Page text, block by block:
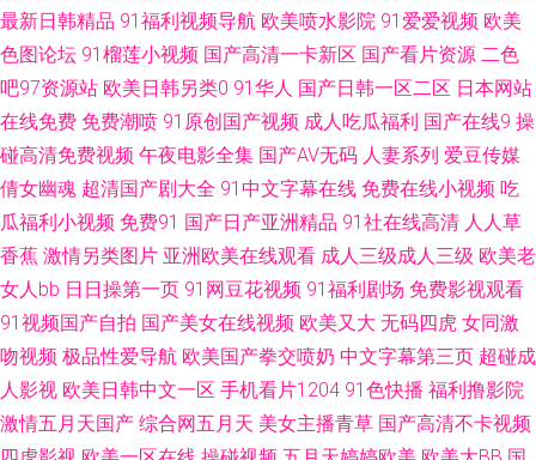
射喷水 WWW浮力COM 国产av性爱网 黑丝喷水 美国骚极品极品 人人操人人
摸超碰 天天撸日日操 91免费国 超碰99大香蕉 国产91黑料视频 久久依人精
品综合 欧美色网导航 日韩精品专区 午夜男人的天堂 91c在线观看 97资源欧
99欧美精品 成人不卡 国产又大 久久大香一本AV 青青草福利导航 亚洲第五页
色图 91足交视频 成人无码一区 韩日一区二区三区 欧美3级 日韩色图 亚洲欧
美日韩色 91色情蜜桃茄子 草莓视频最新章节 海角社区肏屄视频 日本午夜精
华 亚洲社区电影 91熟女视频 福利社瑟瑟 久久草香蕉大99 欧美性爱去干网
最新日韩精品 91福利视频导航 欧美喷水影院 91爱爱视频 欧美
色图论坛 91榴莲小视频 国产高清一卡新区 国产看片资源 二色
吧97资源站 欧美日韩另类0 91华人 国产日韩一区二区 日本网站
在线免费 免费潮喷 91原创国产视频 成人吃瓜福利 国产在线9 操
碰高清免费视频 午夜电影全集 国产AV无码 人妻系列 爱豆传媒
倩女幽魂 超清国产剧大全 91中文字幕在线 免费在线小视频 吃
瓜福利小视频 免费91 国产日产亚洲精品 91社在线高清 人人草
香蕉 激情另类图片 亚洲欧美在线观看 成人三级成人三级 欧美老
女人bb 日日操第一页 91网豆花视频 91福利剧场 免费影视观看
91视频国产自拍 国产美女在线视频 欧美又大 无码四虎 女同激
吻视频 极品性爱导航 欧美国产拳交喷奶 中文字幕第三页 超碰成
人影视 欧美日韩中文一区 手机看片1204 91色快播 福利撸影院
激情五月天国产 综合网五月天 美女主播青草 国产高清不卡视频